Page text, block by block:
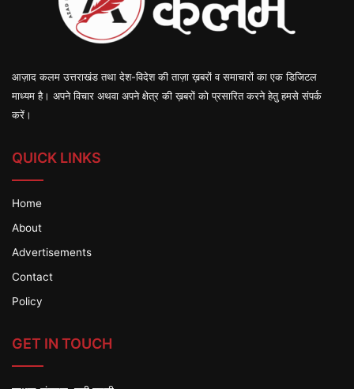
आज़ाद कलम उत्तराखंड तथा देश-विदेश की ताज़ा ख़बरों व समाचारों का एक डिजिटल
माध्यम है। अपने विचार अथवा अपने क्षेत्र की ख़बरों को प्रसारित करने हेतु हमसे संपर्क
करें।
QUICK LINKS
Home
About
Advertisements
Contact
Policy
GET IN TOUCH